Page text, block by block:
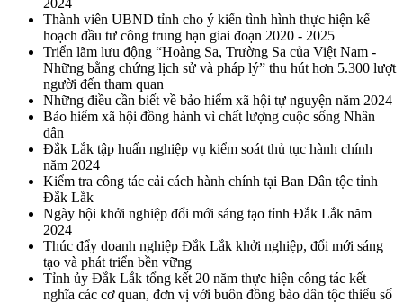
2024
Thành viên UBND tỉnh cho ý kiến tình hình thực hiện kế
hoạch đầu tư công trung hạn giai đoạn 2020 - 2025
Triển lãm lưu động “Hoàng Sa, Trường Sa của Việt Nam -
Những bằng chứng lịch sử và pháp lý” thu hút hơn 5.300 lượt
người đến tham quan
Những điều cần biết về bảo hiểm xã hội tự nguyện năm 2024
Bảo hiểm xã hội đồng hành vì chất lượng cuộc sống Nhân
dân
Đắk Lắk tập huấn nghiệp vụ kiểm soát thủ tục hành chính
năm 2024
Kiểm tra công tác cải cách hành chính tại Ban Dân tộc tỉnh
Đắk Lắk
Ngày hội khởi nghiệp đổi mới sáng tạo tỉnh Đắk Lắk năm
2024
Thúc đẩy doanh nghiệp Đắk Lắk khởi nghiệp, đổi mới sáng
tạo và phát triển bền vững
Tỉnh ủy Đắk Lắk tổng kết 20 năm thực hiện công tác kết
nghĩa các cơ quan, đơn vị với buôn đồng bào dân tộc thiểu số